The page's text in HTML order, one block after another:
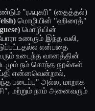
"ரஃபுகரி" (தைத்தல்)
மொழியின் "ஹிரைத்"
மொழியின்
உணரும் இந்த வலி,
என்பதை
உடைந்த வானத்தின்
நம் சொந்த நூல்கள்
என்னவென்றால்,
படைப்பு" அல்ல, மாறாக
மற்றும் நாம் அனைவரும்